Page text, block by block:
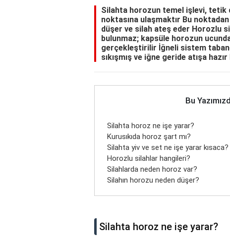
Silahta horozun temel işlevi, tetik
noktasına ulaşmaktır Bu
düşer ve silah ateş eder Horozlu
bulunmaz; kapsüle horozun
gerçekleştirilir İğneli sistem
sıkışmış ve iğne geride atışa
Bu
Silahta horoz ne işe yarar?
Kurusıkıda horoz şart mı?
Silahta yiv ve set ne işe yarar kısaca?
Horozlu silahlar hangileri?
Silahlarda neden horoz var?
Silahın horozu neden düşer?
Silahta horoz ne işe yarar?